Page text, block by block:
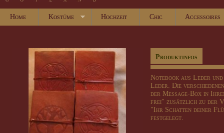
Home Kostüme Hochzeit Chic Accessoires
Produktinfos
Notebook aus Leder und
Leder. Die
der Message-Box in
frei" zusätzlich zu der
"Ihr Schatten deiner
festgelegt.